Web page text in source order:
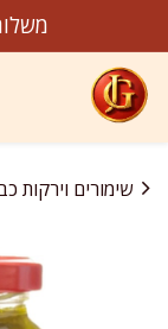
שימורים וירקות